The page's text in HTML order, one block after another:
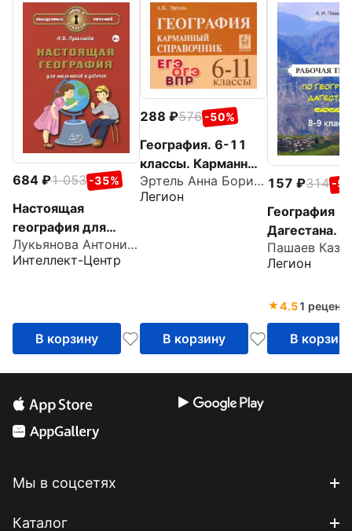
684 1 053 -35%
Настоящая
география для
мальчиков и
девочек
Лукьянова Антонина Владимировна
Интеллект-Центр
В корзину
288 576 -50%
География. 6-11
классы. Карманный
справочник
Эртель Анна Борисовна
Легион
В корзину
157 314 -
География
Дагестана.
классы.
тетрадь
Легион
4.51
В корзину
Мы в соцсетях
Каталог